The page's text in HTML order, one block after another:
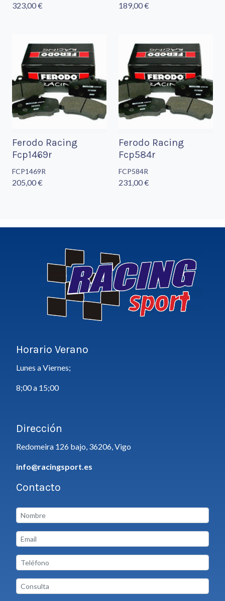
323,00 € 189,00 €
Ferodo Racing
Fcp1469r
FCP1469R
205,00 €
Ferodo Racing
Fcp584r
FCP584R
231,00 €
Horario Verano
Lunes a Viernes;
8;00 a 15;00
Dirección
Redomeira 126 bajo, 36206, Vigo
info@racingsport.es
Contacto